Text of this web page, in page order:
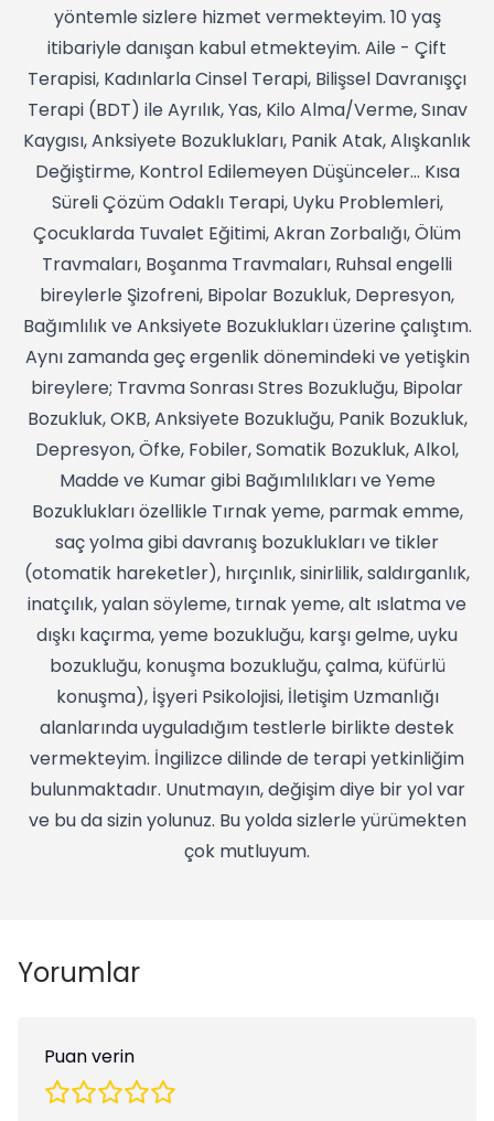
yöntemle sizlere hizmet vermekteyim. 10 yaş
itibariyle danışan kabul etmekteyim. Aile - Çift
Terapisi, Kadınlarla Cinsel Terapi, Bilişsel Davranışçı
Terapi (BDT) ile Ayrılık, Yas, Kilo Alma/Verme, Sınav
Kaygısı, Anksiyete Bozuklukları, Panik Atak, Alışkanlık
Değiştirme, Kontrol Edilemeyen Düşünceler... Kısa
Süreli Çözüm Odaklı Terapi, Uyku Problemleri,
Çocuklarda Tuvalet Eğitimi, Akran Zorbalığı, Ölüm
Travmaları, Boşanma Travmaları, Ruhsal engelli
bireylerle Şizofreni, Bipolar Bozukluk, Depresyon,
Bağımlılık ve Anksiyete Bozuklukları üzerine çalıştım.
Aynı zamanda geç ergenlik dönemindeki ve yetişkin
bireylere; Travma Sonrası Stres Bozukluğu, Bipolar
Bozukluk, OKB, Anksiyete Bozukluğu, Panik Bozukluk,
Depresyon, Öfke, Fobiler, Somatik Bozukluk, Alkol,
Madde ve Kumar gibi Bağımlılıkları ve Yeme
Bozuklukları özellikle Tırnak yeme, parmak emme,
saç yolma gibi davranış bozuklukları ve tikler
(otomatik hareketler), hırçınlık, sinirlilik, saldırganlık,
inatçılık, yalan söyleme, tırnak yeme, alt ıslatma ve
dışkı kaçırma, yeme bozukluğu, karşı gelme, uyku
bozukluğu, konuşma bozukluğu, çalma, küfürlü
konuşma), İşyeri Psikolojisi, İletişim Uzmanlığı
alanlarında uyguladığım testlerle birlikte destek
vermekteyim. İngilizce dilinde de terapi yetkinliğim
bulunmaktadır. Unutmayın, değişim diye bir yol var
ve bu da sizin yolunuz. Bu yolda sizlerle yürümekten
çok mutluyum.
Yorumlar
Puan verin